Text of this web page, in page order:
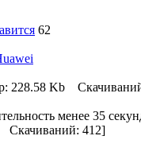
62
228.58 Kb
менее 35
Скачиваний: 412]